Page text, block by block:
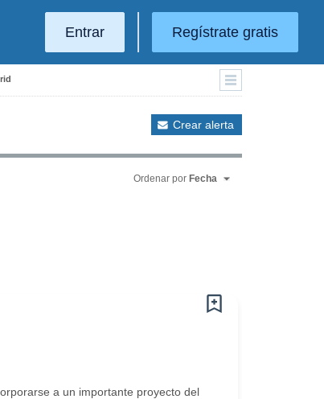
Entrar Regístrate gratis
Crear alerta
Ordenar por Fecha
a un importante proyecto del